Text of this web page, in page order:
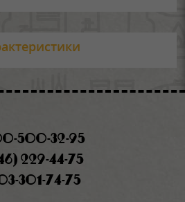
500-32-95
229-44-75
301-74-75